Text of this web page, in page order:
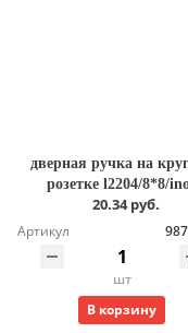
дверная ручка на
розетке l2204/8*8/
20.34 руб.
Артикул
шт
В корзину